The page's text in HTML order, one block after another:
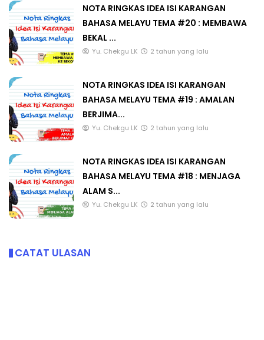
NOTA RINGKAS IDEA ISI KARANGAN
BAHASA MELAYU TEMA #20 : MEMBAWA
BEKAL ...
Yu. Chekgu LK 2 tahun yang lalu
NOTA RINGKAS IDEA ISI KARANGAN
BAHASA MELAYU TEMA #19 : AMALAN
BERJIMA...
Yu. Chekgu LK 2 tahun yang lalu
NOTA RINGKAS IDEA ISI KARANGAN
BAHASA MELAYU TEMA #18 : MENJAGA
ALAM S...
Yu. Chekgu LK 2 tahun yang lalu
CATAT ULASAN